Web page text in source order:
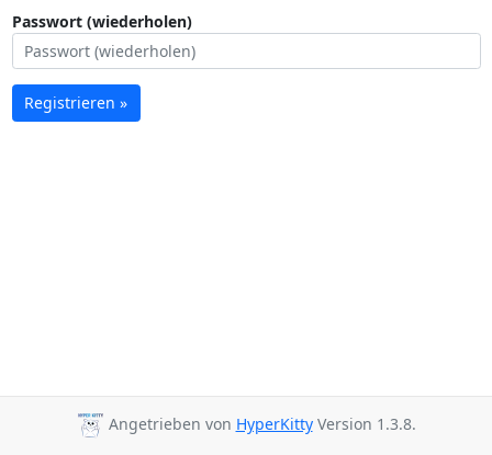
Passwort (wiederholen)
Registrieren »
Angetrieben von HyperKittyVersion 1.3.8.